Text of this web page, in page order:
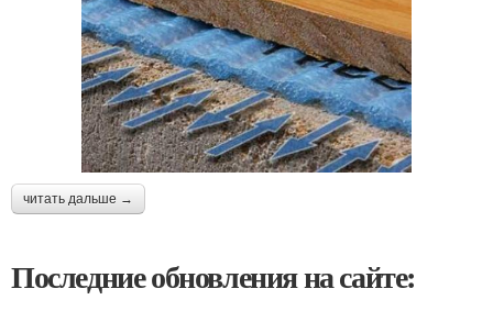
читать дальше →
Последние обновления на сайте: